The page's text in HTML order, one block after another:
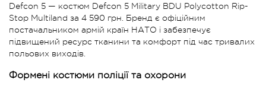
Defcon 5 — костюм Defcon 5 Military BDU Polycotton Rip-
Stop Multiland за 4 590 грн. Бренд є офіційним
постачальником армій країн НАТО і забезпечує
підвищений ресурс тканини та комфорт під час тривалих
польових виходів.
Формені костюми поліції та охорони